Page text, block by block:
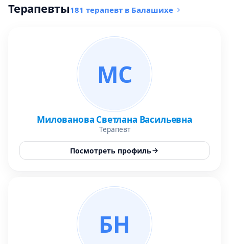
Терапевты181 терапевт в Балашихе
МС
Милованова Светлана Васильевна
Терапевт
Посмотреть профиль
БН